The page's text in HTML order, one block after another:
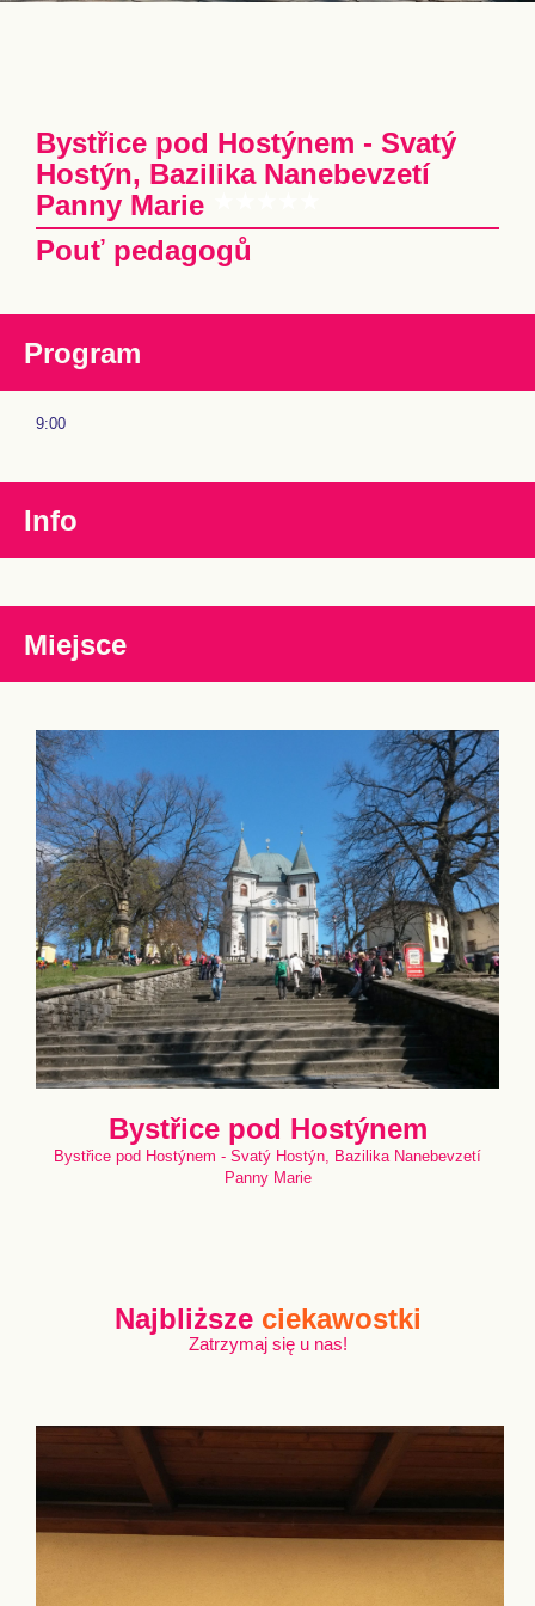
Bystřice pod Hostýnem - Svatý
Hostýn, Bazilika Nanebevzetí
Panny Marie
Pouť pedagogů
Program
9:00
Info
Miejsce
Bystřice pod Hostýnem
Bystřice pod Hostýnem - Svatý Hostýn, Bazilika Nanebevzetí
Panny Marie
Najbliższe ciekawostki
Zatrzymaj się u nas!